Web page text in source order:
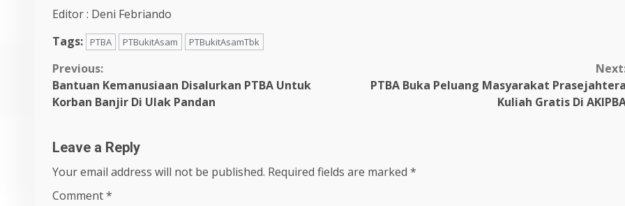
Editor : Deni Febriando
Tags:
PTBA PTBukitAsam PTBukitAsamTbk
Continue
Reading
Previous:
Bantuan Kemanusiaan Disalurkan PTBA Untuk
Korban Banjir Di Ulak Pandan
PTBA Buka Peluang Masyarakat Prasejahtera
Kuliah Gratis Di
Leave a Reply
Your email address will not be published. Required fields are marked *
Comment*